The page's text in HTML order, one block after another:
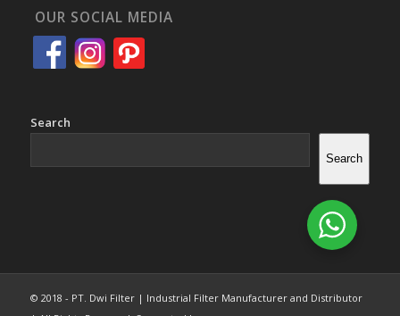
OUR SOCIAL MEDIA
Search
Search
© 2018 - PT. Dwi Filter | Industrial Filter Manufacturer and Distributor